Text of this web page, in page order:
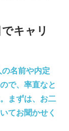
キャリ
名前や内定
で、率直なと
まずは、お二
てお聞かせく